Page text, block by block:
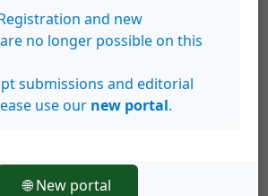
and new
no longer possible on this
submissions and editorial
use our new portal.
🌐 New portal